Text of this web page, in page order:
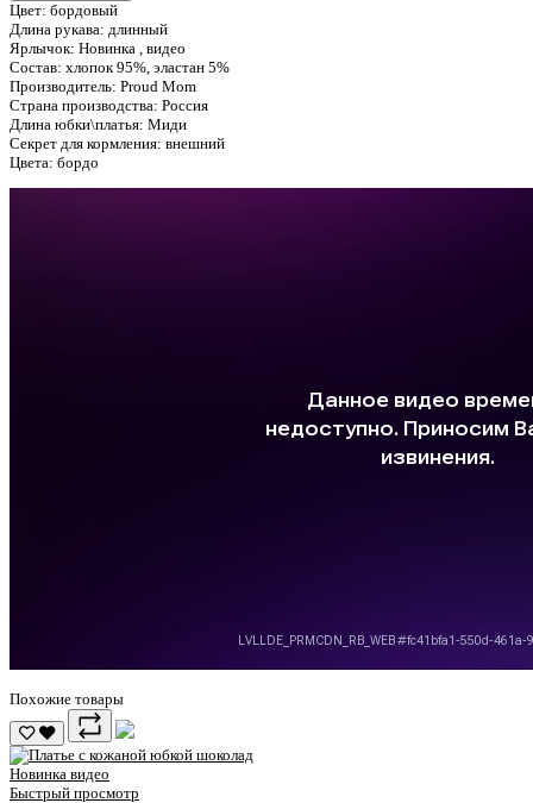
Цвет: бордовый
Длина рукава: длинный
Ярлычок: Новинка , видео
Состав: хлопок 95%, эластан 5%
Производитель: Proud Mom
Страна производства: Россия
Длина юбки\платья: Миди
Секрет для кормления: внешний
Цвета: бордо
Похожие товары
Новинка видео
Быстрый просмотр